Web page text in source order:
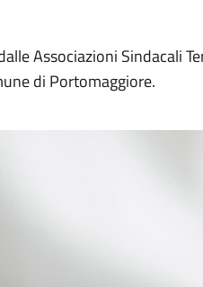
Associazioni Sindacali
di Portomaggiore.